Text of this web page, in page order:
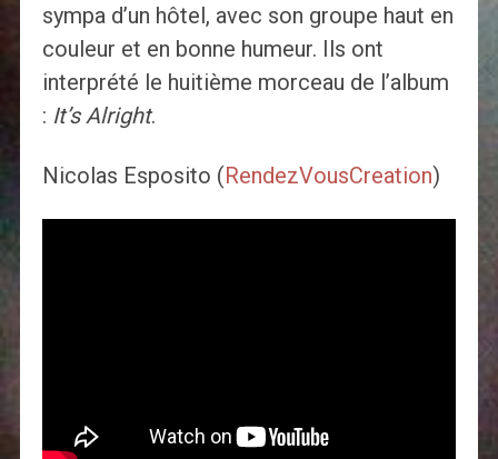
sympa d’un hôtel, avec son groupe haut en
couleur et en bonne humeur. Ils ont
interprété le huitième morceau de l’album
: It’s Alright.
Nicolas Esposito (RendezVousCreation)